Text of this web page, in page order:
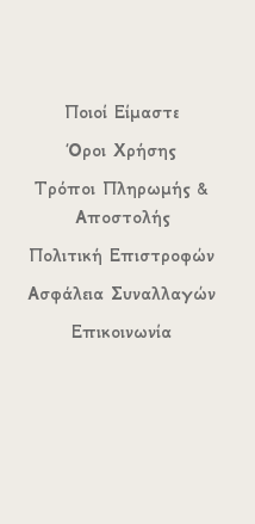
Ποιοί Είμαστε
Όροι Χρήσης
Τρόποι Πληρωμής &
Αποστολής
Πολιτική Επιστροφών
Ασφάλεια Συναλλαγών
Επικοινωνία